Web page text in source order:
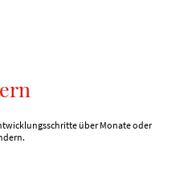
über Monate oder